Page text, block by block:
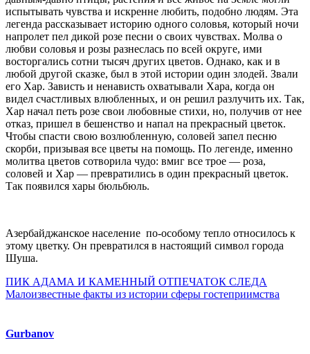
испытывать чувства и искренне любить, подобно людям. Эта
легенда рассказывает историю одного соловья, который ночи
напролет пел дикой розе песни о своих чувствах. Молва о
любви соловья и розы разнеслась по всей округе, ими
восторгались сотни тысяч других цветов. Однако, как и в
любой другой сказке, был в этой истории один злодей. Звали
его Хар. Зависть и ненависть охватывали Хара, когда он
видел счастливых влюбленных, и он решил разлучить их. Так,
Хар начал петь розе свои любовные стихи, но, получив от нее
отказ, пришел в бешенство и напал на прекрасный цветок.
Чтобы спасти свою возлюбленную, соловей запел песню
скорби, призывая все цветы на помощь. По легенде, именно
молитва цветов сотворила чудо: вмиг все трое — роза,
соловей и Хар — превратились в один прекрасный цветок.
Так появился хары бюльбюль.
Азербайджанское население по-особому тепло относилось к
этому цветку. Он превратился в настоящий символ города
Шуша.
Навигация
по
ПИК АДАМА И КАМЕННЫЙ ОТПЕЧАТОК СЛЕДА
Малоизвестные факты из истории сферы гостеприимства
Gurbanov